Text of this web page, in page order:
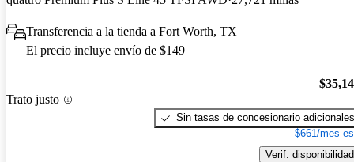
Transferencia a la tienda a Fort Worth, TX
El precio incluye envío de $149
Trato justo
Sin tasas de concesionario adicionales
$661/mes
Verif. disponibilidad